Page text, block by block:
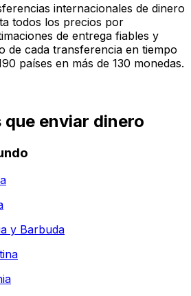
internacionales de dinero
todos los precios por
de entrega fiables y
de cada transferencia en tiempo
países en más de 130 monedas.
que enviar dinero
y Barbuda